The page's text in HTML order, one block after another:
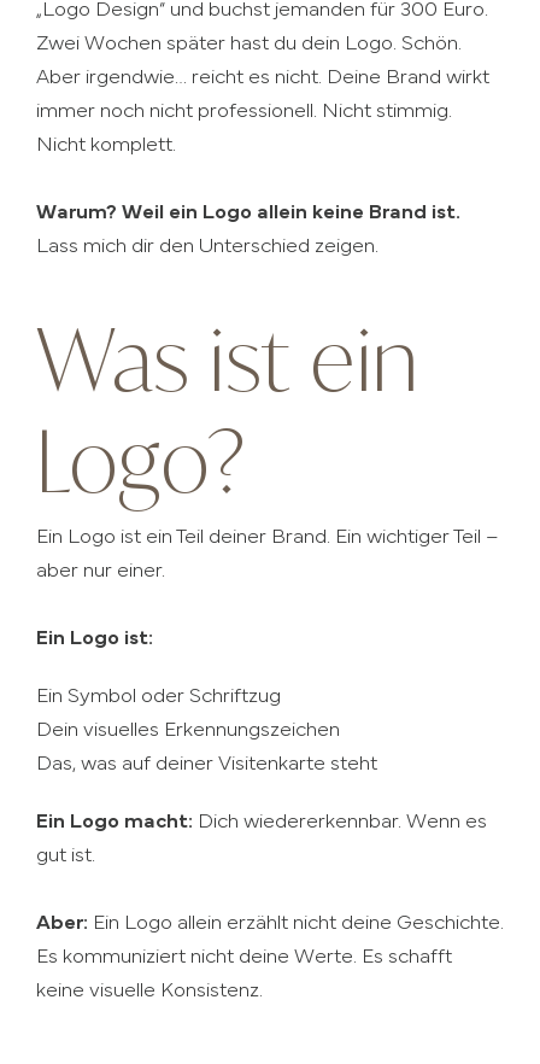
„Logo Design“ und buchst jemanden für 300 Euro.
Zwei Wochen später hast du dein Logo. Schön.
Aber irgendwie… reicht es nicht. Deine Brand wirkt
immer noch nicht professionell. Nicht stimmig.
Nicht komplett.
Warum? Weil ein Logo allein keine Brand ist.
Lass mich dir den Unterschied zeigen.
Was ist ein
Logo?
Ein Logo ist ein Teil deiner Brand. Ein wichtiger Teil –
aber nur einer.
Ein Logo ist:
Ein Symbol oder Schriftzug
Dein visuelles Erkennungszeichen
Das, was auf deiner Visitenkarte steht
Ein Logo macht: Dich wiedererkennbar. Wenn es
gut ist.
Aber: Ein Logo allein erzählt nicht deine Geschichte.
Es kommuniziert nicht deine Werte. Es schafft
keine visuelle Konsistenz.